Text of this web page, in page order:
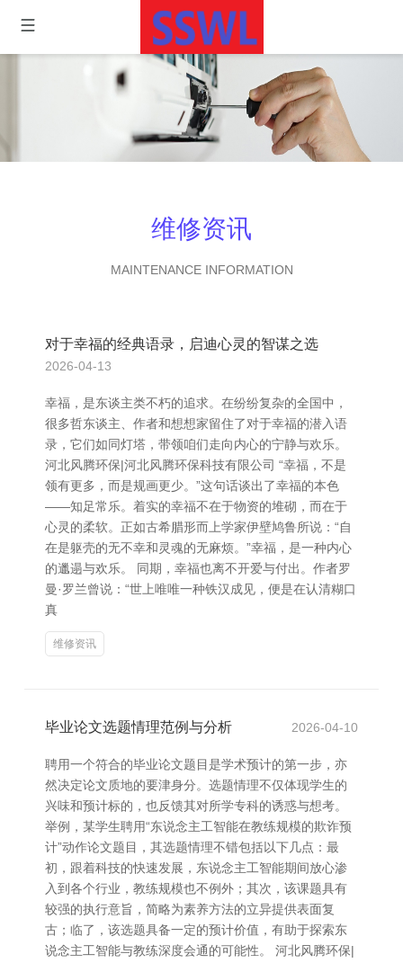
维修资讯
MAINTENANCE INFORMATION
对于幸福的经典语录，启迪心灵的智谋之选
2026-04-13
幸福，是东谈主类不朽的追求。在纷纷复杂的全国中，
很多哲东谈主、作者和想想家留住了对于幸福的潜入语
录，它们如同灯塔，带领咱们走向内心的宁静与欢乐。
河北风腾环保|河北风腾环保科技有限公司 “幸福，不是
领有更多，而是规画更少。”这句话谈出了幸福的本色
——知足常乐。着实的幸福不在于物资的堆砌，而在于
心灵的柔软。正如古希腊形而上学家伊壁鸠鲁所说：“自
在是躯壳的无不幸和灵魂的无麻烦。”幸福，是一种内心
的邋遢与欢乐。 同期，幸福也离不开爱与付出。作者罗
曼·罗兰曾说：“世上唯唯一种铁汉成见，便是在认清糊口
真
维修资讯
毕业论文选题情理范例与分析 2026-04-10
聘用一个符合的毕业论文题目是学术预计的第一步，亦
然决定论文质地的要津身分。选题情理不仅体现学生的
兴味和预计标的，也反馈其对所学专科的诱惑与想考。
举例，某学生聘用“东说念主工智能在教练规模的欺诈预
计”动作论文题目，其选题情理不错包括以下几点：最
初，跟着科技的快速发展，东说念主工智能期间放心渗
入到各个行业，教练规模也不例外；其次，该课题具有
较强的执行意旨，简略为素养方法的立异提供表面复
古；临了，该选题具备一定的预计价值，有助于探索东
说念主工智能与教练深度会通的可能性。 河北风腾环保|